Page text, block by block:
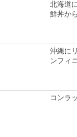
北海道
鮮丼か
沖縄に
ンフィ
コンラ